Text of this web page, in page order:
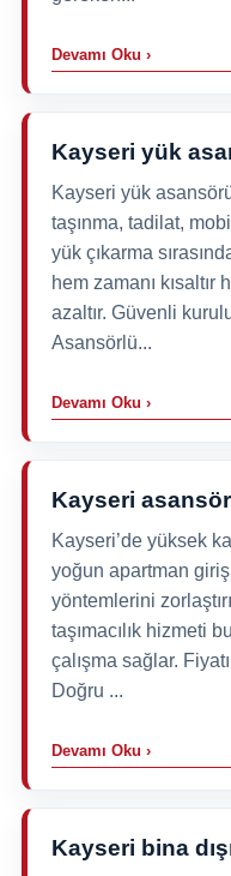
Devamı Oku ›
Kayseri yük
Kayseri yük
taşınma, tadilat,
yük çıkarma
hem zamanı
azaltır. Güvenli
Asansörlü...
Devamı Oku ›
Kayseri
Kayseri’de yüksek
yoğun apartman
yöntemlerini
taşımacılık hizmeti
çalışma sağlar.
Doğru ...
Devamı Oku ›
Kayseri bina